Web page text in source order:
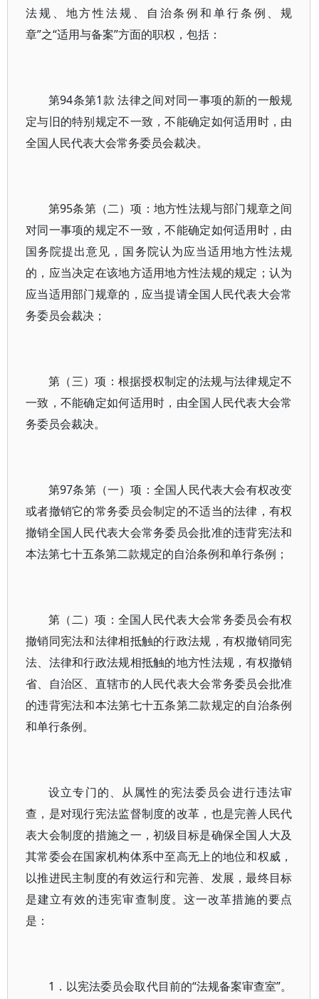
法规、地方性法规、自治条例和单行条例、规
章”之“适用与备案”方面的职权，包括：
第94条第1款 法律之间对同一事项的新的一般规
定与旧的特别规定不一致，不能确定如何适用时，由
全国人民代表大会常务委员会裁决。
第95条第（二）项：地方性法规与部门规章之间
对同一事项的规定不一致，不能确定如何适用时，由
国务院提出意见，国务院认为应当适用地方性法规
的，应当决定在该地方适用地方性法规的规定；认为
应当适用部门规章的，应当提请全国人民代表大会常
务委员会裁决；
第（三）项：根据授权制定的法规与法律规定不
一致，不能确定如何适用时，由全国人民代表大会常
务委员会裁决。
第97条第（一）项：全国人民代表大会有权改变
或者撤销它的常务委员会制定的不适当的法律，有权
撤销全国人民代表大会常务委员会批准的违背宪法和
本法第七十五条第二款规定的自治条例和单行条例；
第（二）项：全国人民代表大会常务委员会有权
撤销同宪法和法律相抵触的行政法规，有权撤销同宪
法、法律和行政法规相抵触的地方性法规，有权撤销
省、自治区、直辖市的人民代表大会常务委员会批准
的违背宪法和本法第七十五条第二款规定的自治条例
和单行条例。
设立专门的、从属性的宪法委员会进行违法审
查，是对现行宪法监督制度的改革，也是完善人民代
表大会制度的措施之一，初级目标是确保全国人大及
其常委会在国家机构体系中至高无上的地位和权威，
以推进民主制度的有效运行和完善、发展，最终目标
是建立有效的违宪审查制度。这一改革措施的要点
是：
1．以宪法委员会取代目前的“法规备案审查室”。